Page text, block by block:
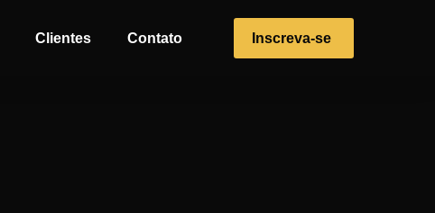
Clientes Contato Inscreva-se